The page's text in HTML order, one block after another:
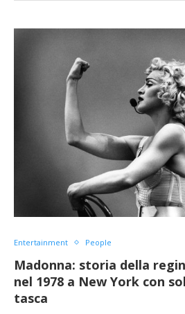
Entertainment People
Madonna: storia della
nel 1978 a New York con
tasca